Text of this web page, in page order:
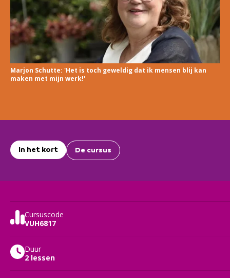
Marjon Schutte: 'Het is toch geweldig dat ik mensen blij kan
maken met mijn werk!'
In het kort De cursus
Cursuscode
VUH6817
Duur
2 lessen